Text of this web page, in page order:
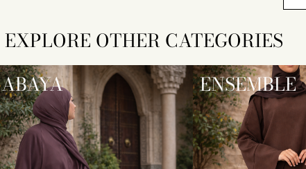
EXPLORE OTHER CATEGORIES
ABAYA
ENSEMBLE